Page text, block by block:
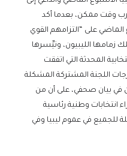
وقت ممكن، بعدما أكد
على “التزامهم القوي
زمامها الليبيون، وتيِّسرها
المحدثة التي اتفقت
إلى مخرجات اللجنة المشتركة المشكلة
في بيان صحفي، على أن من
انتخابات وطنية رئاسية
للجميع في عموم ليبيا وفي